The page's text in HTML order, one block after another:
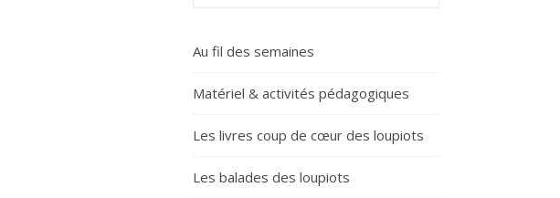
Au fil des semaines
Matériel & activités pédagogiques
Les livres coup de cœur des loupiots
Les balades des loupiots